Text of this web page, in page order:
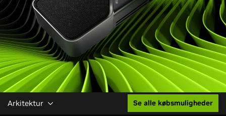
Arkitektur Se alle købsmuligheder